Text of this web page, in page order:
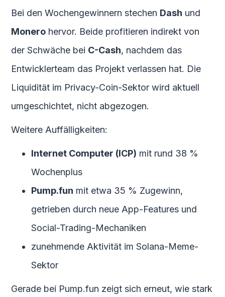
Bei den Wochengewinnern stechen Dash und
Monero hervor. Beide profitieren indirekt von
der Schwäche bei C-Cash, nachdem das
Entwicklerteam das Projekt verlassen hat. Die
Liquidität im Privacy-Coin-Sektor wird aktuell
umgeschichtet, nicht abgezogen.
Weitere Auffälligkeiten:
Internet Computer (ICP) mit rund 38 %
Wochenplus
Pump.fun mit etwa 35 % Zugewinn,
getrieben durch neue App-Features und
Social-Trading-Mechaniken
zunehmende Aktivität im Solana-Meme-
Sektor
Gerade bei Pump.fun zeigt sich erneut, wie stark